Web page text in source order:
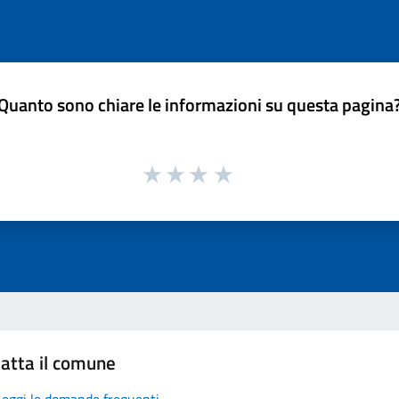
sono chiare le informazioni su questa
il comune